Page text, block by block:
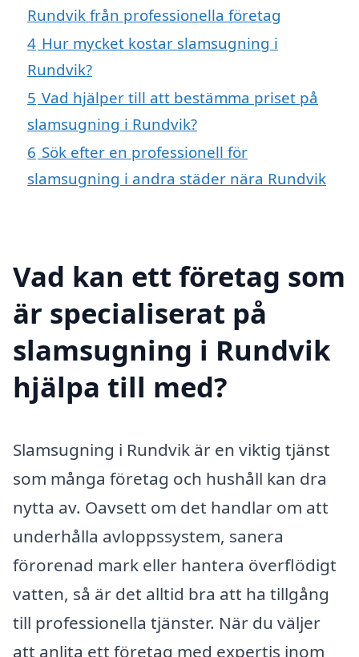
Rundvik från professionella företag
4 Hur mycket kostar slamsugning i
Rundvik?
5 Vad hjälper till att bestämma priset på
slamsugning i Rundvik?
6 Sök efter en professionell för
slamsugning i andra städer nära Rundvik
Vad kan ett företag som
är specialiserat på
slamsugning i Rundvik
hjälpa till med?
Slamsugning i Rundvik är en viktig tjänst
som många företag och hushåll kan dra
nytta av. Oavsett om det handlar om att
underhålla avloppssystem, sanera
förorenad mark eller hantera överflödigt
vatten, så är det alltid bra att ha tillgång
till professionella tjänster. När du väljer
att anlita ett företag med expertis inom